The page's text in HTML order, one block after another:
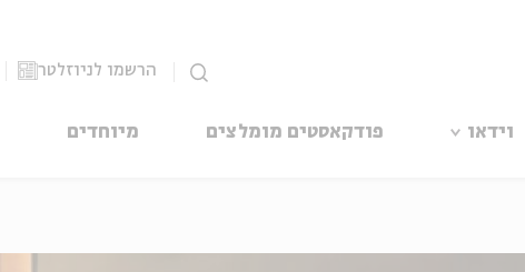
הרשמו לניוזלטר
וידאו פודקאסטים מומלצים מיוחדים